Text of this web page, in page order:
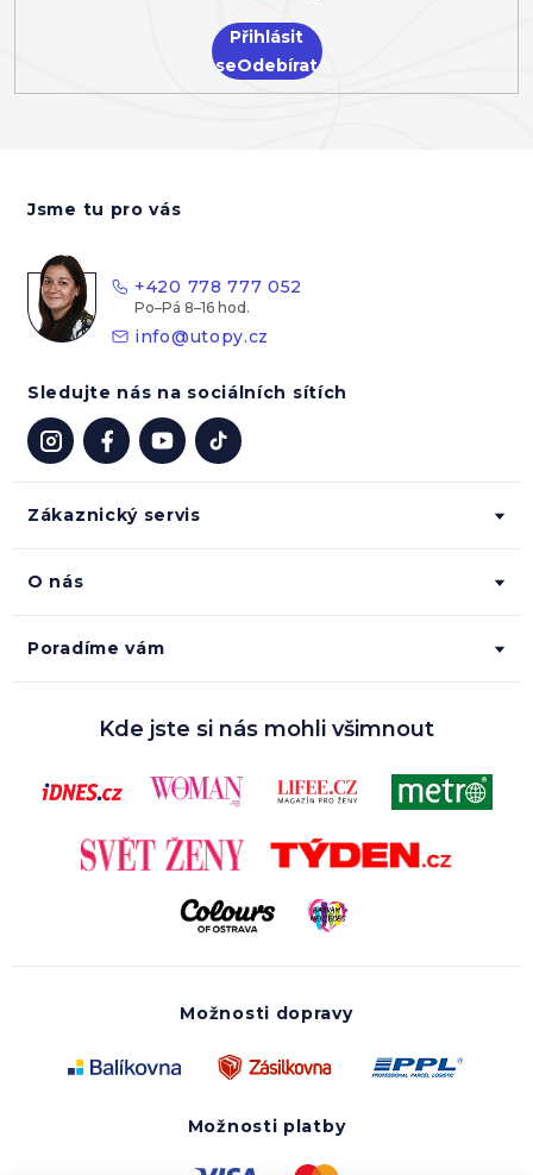
Přihlásit
se
Zákaznický servis
O nás
Poradíme vám
Jsme tu pro vás
+420 778 777 052
info@utopy.cz
Sledujte nás na sociálních sítích
Kde jste si nás mohli všimnout
Možnosti dopravy
Možnosti platby